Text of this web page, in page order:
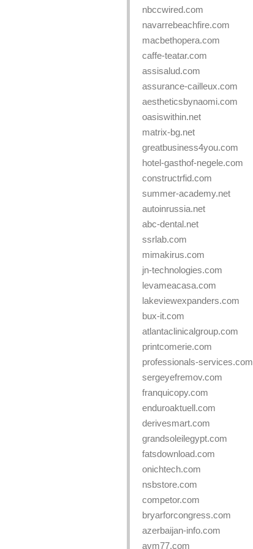
nbccwired.com
navarrebeachfire.com
macbethopera.com
caffe-teatar.com
assisalud.com
assurance-cailleux.com
aestheticsbynaomi.com
oasiswithin.net
matrix-bg.net
greatbusiness4you.com
hotel-gasthof-negele.com
constructrfid.com
summer-academy.net
autoinrussia.net
abc-dental.net
ssrlab.com
mimakirus.com
jn-technologies.com
levameacasa.com
lakeviewexpanders.com
bux-it.com
atlantaclinicalgroup.com
printcomerie.com
professionals-services.com
sergeyefremov.com
franquicopy.com
enduroaktuell.com
derivesmart.com
grandsoleilegypt.com
fatsdownload.com
onichtech.com
nsbstore.com
competor.com
bryarforcongress.com
azerbaijan-info.com
avm77.com